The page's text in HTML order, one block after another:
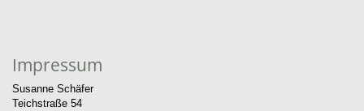
Impressum
Susanne Schäfer
Teichstraße 54